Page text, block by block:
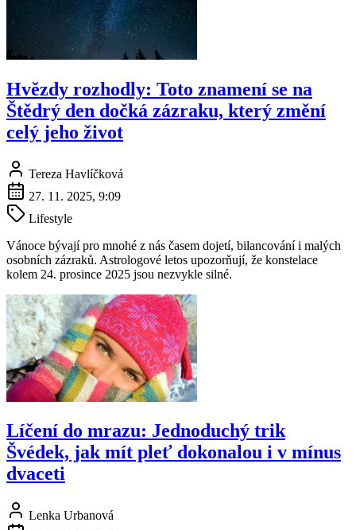
Hvězdy rozhodly: Toto znamení se na
Štědrý den dočká zázraku, který změní
celý jeho život
Tereza Havlíčková
27. 11. 2025, 9:09
Lifestyle
Vánoce bývají pro mnohé z nás časem dojetí, bilancování i malých
osobních zázraků. Astrologové letos upozorňují, že konstelace
kolem 24. prosince 2025 jsou nezvykle silné.
Líčení do mrazu: Jednoduchý trik
Švédek, jak mít pleť dokonalou i v mínus
dvaceti
Lenka Urbanová